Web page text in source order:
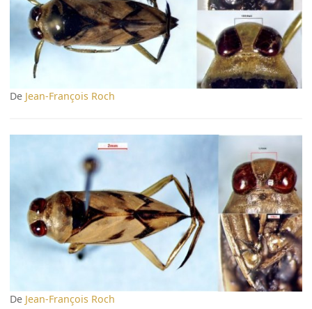
De Jean-François Roch
De Jean-François Roch